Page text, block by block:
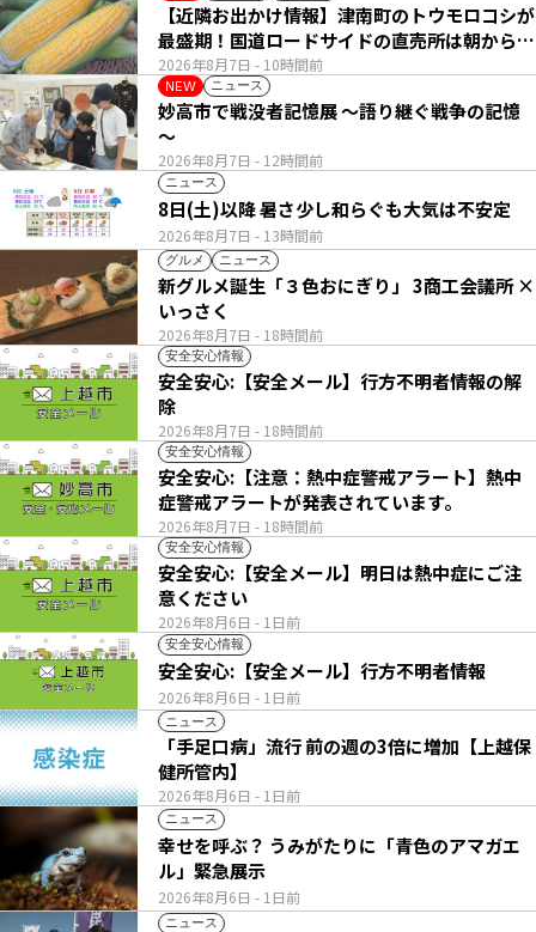
2026年8月7日 - 10時間前
【近隣お出かけ情報】津南町のトウモロコシが
最盛期！国道ロードサイドの直売所は朝から長
い列
NEW ニュース
2026年8月7日 - 12時間前
妙高市で戦没者記憶展 ～語り継ぐ戦争の記憶
～
ニュース
2026年8月7日 - 13時間前
8日(土)以降 暑さ少し和らぐも大気は不安定
グルメ ニュース
2026年8月7日 - 18時間前
新グルメ誕生「３色おにぎり」 3商工会議所 ×
いっさく
安全安心情報
2026年8月7日 - 18時間前
安全安心:【安全メール】行方不明者情報の解
除
安全安心情報
2026年8月7日 - 18時間前
安全安心:【注意：熱中症警戒アラート】熱中
症警戒アラートが発表されています。
安全安心情報
2026年8月6日 - 1日前
安全安心:【安全メール】明日は熱中症にご注
意ください
安全安心情報
2026年8月6日 - 1日前
安全安心:【安全メール】行方不明者情報
ニュース
2026年8月6日 - 1日前
「手足口病」流行 前の週の3倍に増加【上越保
健所管内】
ニュース
2026年8月6日 - 1日前
幸せを呼ぶ？ うみがたりに「青色のアマガエ
ル」緊急展示
ニュース